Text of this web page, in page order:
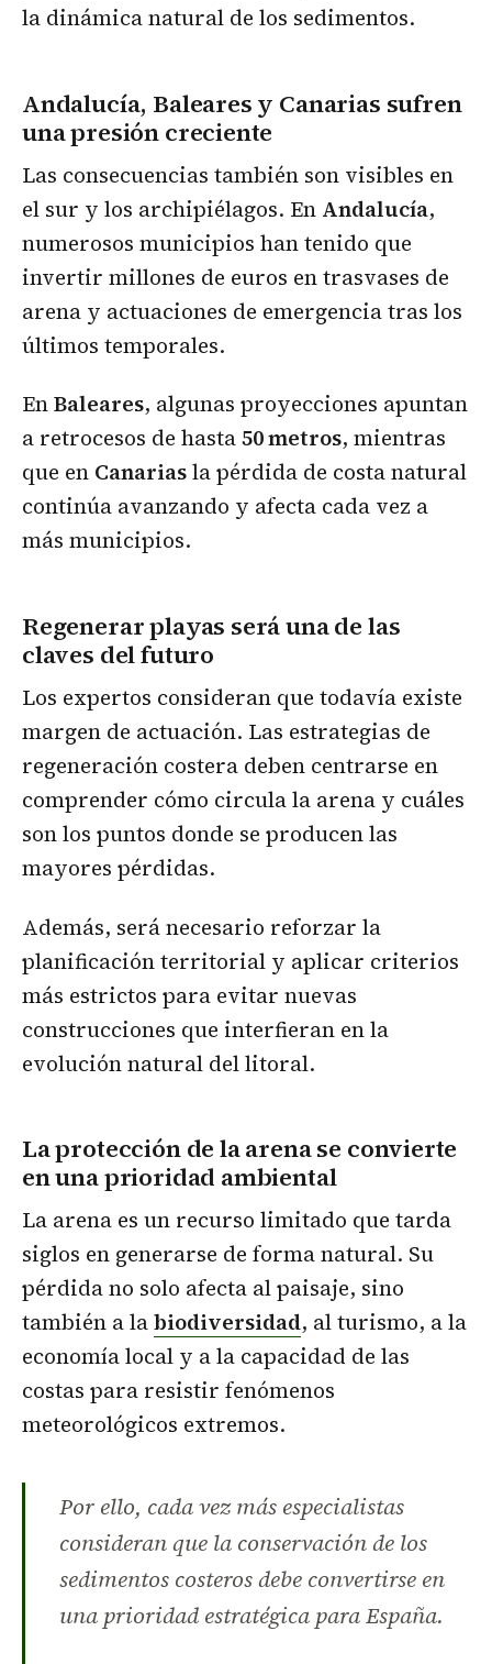
la dinámica natural de los sedimentos.
Andalucía, Baleares y Canarias sufren
una presión creciente
Las consecuencias también son visibles en
el sur y los archipiélagos. En Andalucía,
numerosos municipios han tenido que
invertir millones de euros en trasvases de
arena y actuaciones de emergencia tras los
últimos temporales.
EnBaleares, algunas proyecciones apuntan
a retrocesos de hasta50 metros, mientras
que en Canariasla pérdida de costa natural
continúa avanzando y afecta cada vez a
más municipios.
Regenerar playas será una de las
claves del futuro
Los expertos consideran que todavía existe
margen de actuación. Las estrategias de
regeneración costera deben centrarse en
comprender cómo circula la arena y cuáles
son los puntos donde se producen las
mayores pérdidas.
Además, será necesario reforzar la
planificación territorial y aplicar criterios
más estrictos para evitar nuevas
construcciones que interfieran en la
evolución natural del litoral.
La protección de la arena se convierte
en una prioridad ambiental
La arena es un recurso limitado que tarda
siglos en generarse de forma natural. Su
pérdida no solo afecta al paisaje, sino
también a labiodiversidad, al turismo, a la
economía local y a la capacidad de las
costas para resistir fenómenos
meteorológicos extremos.
Por ello, cada vez más especialistas
consideran que la conservación de los
sedimentos costeros debe convertirse en
una prioridad estratégica para España.